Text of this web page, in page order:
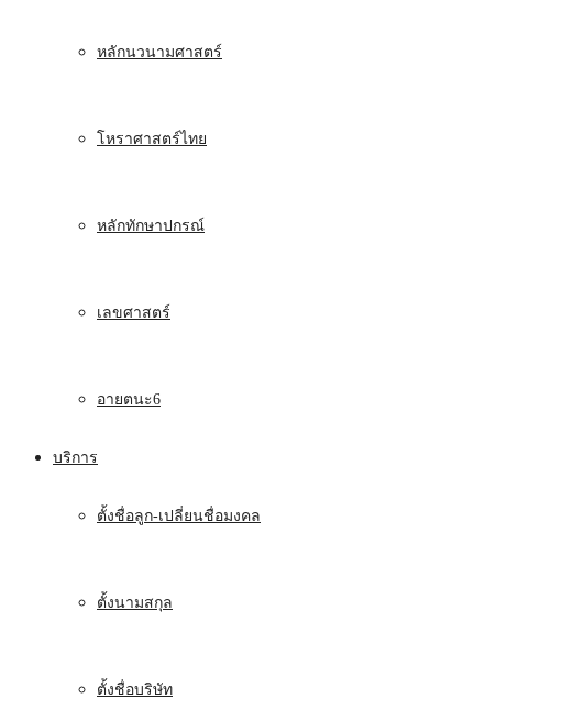
หลักนวนามศาสตร์
โหราศาสตร์ไทย
หลักทักษาปกรณ์
เลขศาสตร์
อายตนะ6
บริการ
ตั้งชื่อลูก-เปลี่ยนชื่อมงคล
ตั้งนามสกุล
ตั้งชื่อบริษัท